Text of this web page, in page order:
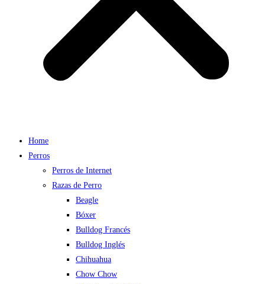
Home
Perros
Perros de Internet
Razas de Perro
Beagle
Bóxer
Bulldog Francés
Bulldog Inglés
Chihuahua
Chow Chow